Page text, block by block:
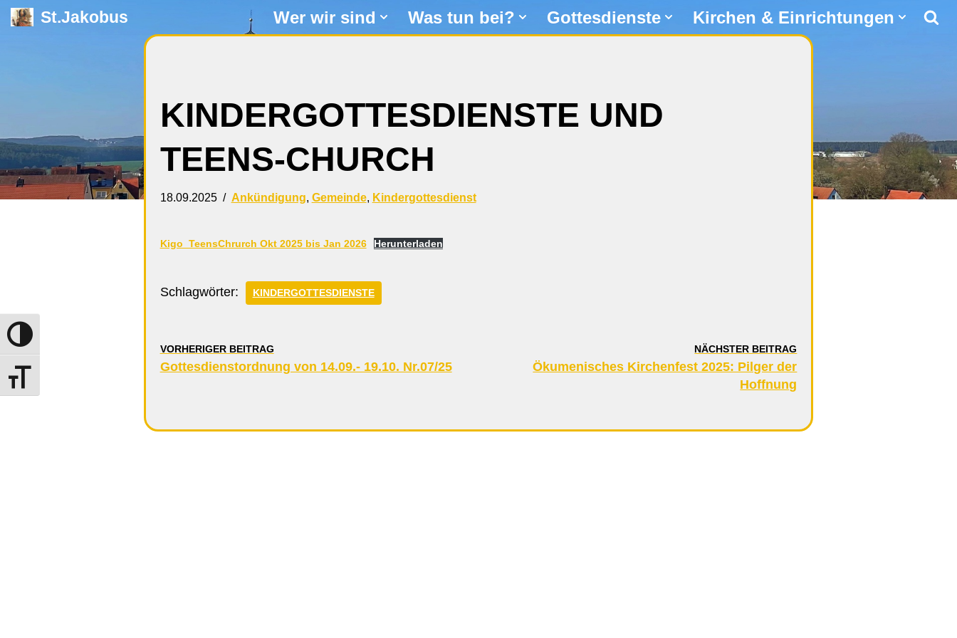
Umschalten auf hohe Kontraste
Schrift vergrößern
St.Jakobus Wer wir sind Was tun bei? Gottesdienste Kirchen & Einrichtungen
KINDERGOTTESDIENSTE UND
TEENS-CHURCH
18.09.2025 Ankündigung, Gemeinde, Kindergottesdienst
Kigo_TeensChrurch Okt 2025 bis Jan 2026 Herunterladen
Schlagwörter: KINDERGOTTESDIENSTE
VORHERIGER BEITRAG
Gottesdienstordnung von 14.09.- 19.10. Nr.07/25
NÄCHSTER BEITRAG
Ökumenisches Kirchenfest 2025: Pilger der
Hoffnung